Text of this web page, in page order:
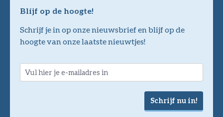
Blijf op de hoogte!
Schrijf je in op onze nieuwsbrief en blijf op de
hoogte van onze laatste nieuwtjes!
Schrijf nu in!